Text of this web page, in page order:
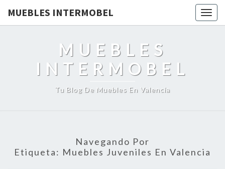
MUEBLES INTERMOBEL
MUEBLES
INTERMOBEL
Tu Blog De Muebles En Valencia
Navegando Por
Etiqueta: Muebles Juveniles En Valencia